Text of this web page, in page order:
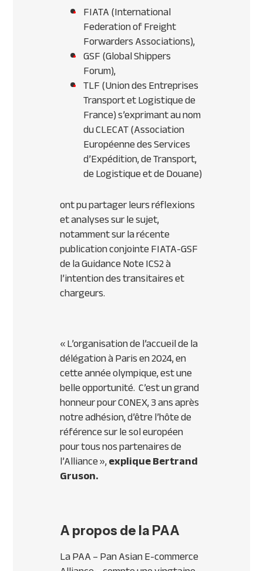
FIATA (International
Federation of Freight
Forwarders Associations),
GSF (Global Shippers
Forum),
TLF (Union des Entreprises
Transport et Logistique de
France) s’exprimant au nom
du CLECAT (Association
Européenne des Services
d’Expédition, de Transport,
de Logistique et de Douane)
ont pu partager leurs réflexions
et analyses sur le sujet,
notamment sur la récente
publication conjointe FIATA-GSF
de la Guidance Note ICS2 à
l’intention des transitaires et
chargeurs.
«L’organisationde l’accueil de la
délégation à Paris en 2024, en
cette année olympique, est une
belle opportunité. C’est un grand
honneur pour CONEX, 3 ans après
notre adhésion, d’être l’hôte de
référence sur le sol européen
pour tous nos partenaires de
l’Alliance»,explique Bertrand
Gruson.
A propos de la PAA
La PAA – Pan Asian E-commerce